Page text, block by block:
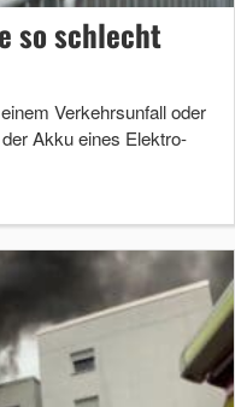
so schlecht
Verkehrsunfall oder
Akku eines Elektro-